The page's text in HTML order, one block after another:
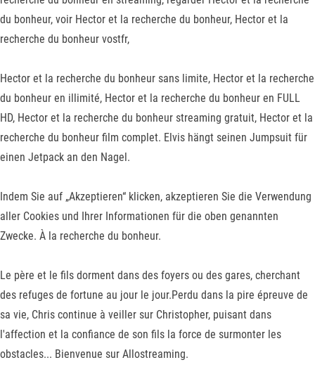
du bonheur, voir Hector et la recherche du bonheur, Hector et la
recherche du bonheur vostfr,
Hector et la recherche du bonheur sans limite, Hector et la recherche
du bonheur en illimité, Hector et la recherche du bonheur en FULL
HD, Hector et la recherche du bonheur streaming gratuit, Hector et la
recherche du bonheur film complet. Elvis hängt seinen Jumpsuit für
einen Jetpack an den Nagel.
Indem Sie auf „Akzeptieren“ klicken, akzeptieren Sie die Verwendung
aller Cookies und Ihrer Informationen für die oben genannten
Zwecke. À la recherche du bonheur.
Le père et le fils dorment dans des foyers ou des gares, cherchant
des refuges de fortune au jour le jour.Perdu dans la pire épreuve de
sa vie, Chris continue à veiller sur Christopher, puisant dans
l'affection et la confiance de son fils la force de surmonter les
obstacles... Bienvenue sur Allostreaming.